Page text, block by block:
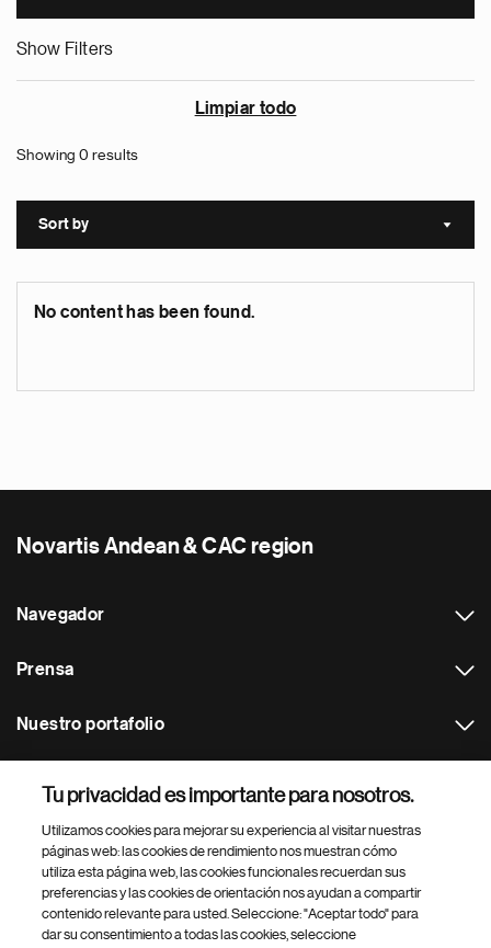
Show Filters
Limpiar todo
Showing 0 results
Sort by Sort
No content has been found.
Novartis Andean & CAC region
Navegador
Prensa
Nuestro portafolio
Footer Site Search
Tu privacidad es importante para nosotros.
Utilizamos cookies para mejorar su experiencia al visitar nuestras
páginas web: las cookies de rendimiento nos muestran cómo
utiliza esta página web, las cookies funcionales recuerdan sus
preferencias y las cookies de orientación nos ayudan a compartir
contenido relevante para usted. Seleccione: "Aceptar todo" para
dar su consentimiento a todas las cookies, seleccione